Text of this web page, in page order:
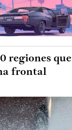
regiones que
frontal